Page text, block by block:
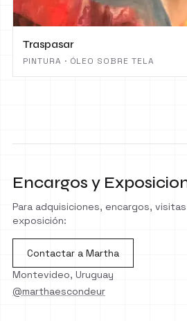
Traspasar
PINTURA · ÓLEO SOBRE TELA
Encargos y
Para adquisiciones, encargos,
exposición:
Contactar a Martha
Montevideo, Uruguay
@marthaescondeur